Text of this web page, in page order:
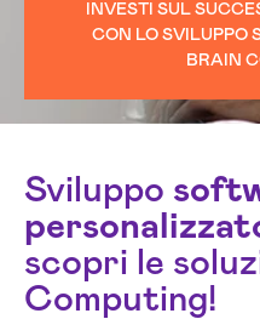
INVESTI SUL
CON LO SVILUPPO
BRAIN
Sviluppo
scopri le
Computing!